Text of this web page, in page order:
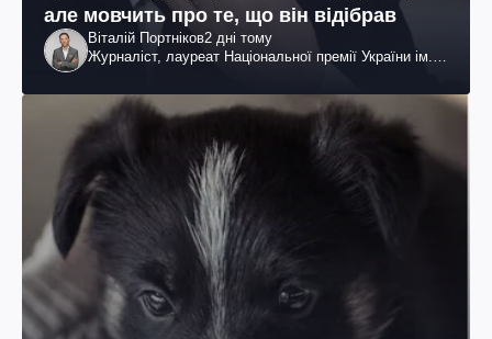
але мовчить про те, що він відібрав
Віталій Портніков2 дні тому
Журналіст, лауреат Національної премії України ім.